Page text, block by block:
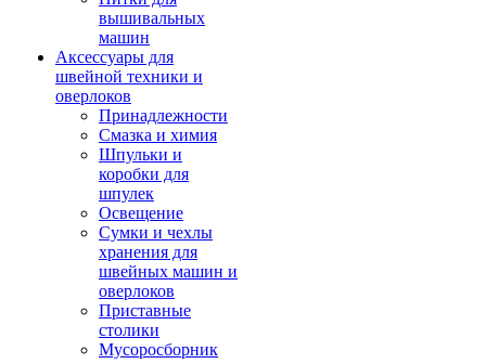
вышивальных
машин
Аксессуары для
швейной техники и
оверлоков
Принадлежности
Смазка и химия
Шпульки и
коробки для
шпулек
Освещение
Сумки и чехлы
хранения для
швейных машин и
оверлоков
Приставные
столики
Мусоросборник